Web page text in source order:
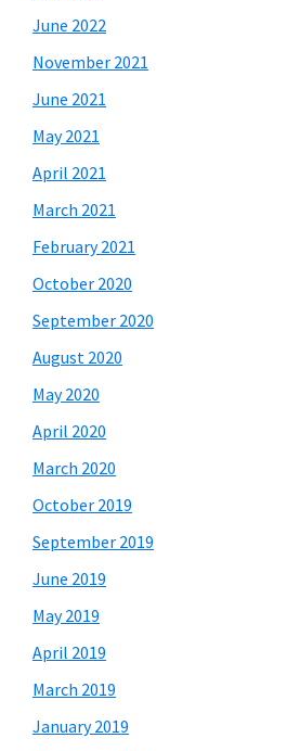
June 2022
November 2021
June 2021
May 2021
April 2021
March 2021
February 2021
October 2020
September 2020
August 2020
May 2020
April 2020
March 2020
October 2019
September 2019
June 2019
May 2019
April 2019
March 2019
January 2019